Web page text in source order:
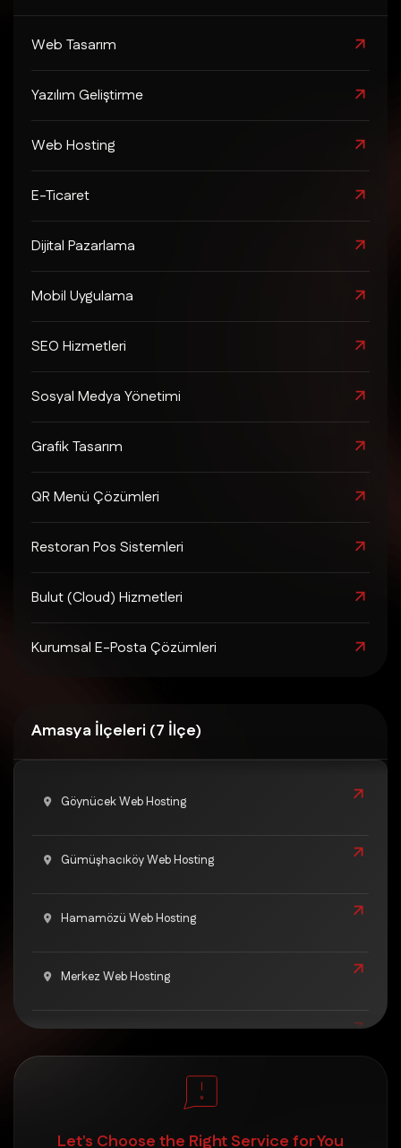
Web Tasarım
Yazılım Geliştirme
Web Hosting
E-Ticaret
Dijital Pazarlama
Mobil Uygulama
SEO Hizmetleri
Sosyal Medya Yönetimi
Grafik Tasarım
QR Menü Çözümleri
Restoran Pos Sistemleri
Bulut (Cloud) Hizmetleri
Kurumsal E-Posta Çözümleri
Amasya İlçeleri (7 İlçe)
Göynücek Web Hosting
Gümüşhacıköy Web Hosting
Hamamözü Web Hosting
Merkez Web Hosting
Let's Choose the Right Service for You